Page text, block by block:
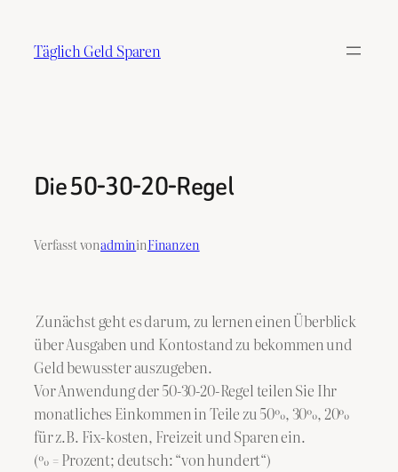
Inhalt
springen
Täglich Geld Sparen
Die 50-30-20-Regel
Verfasst vonadmininFinanzen
Zunächst geht es darum, zu lernen einen Überblick
über Ausgaben und Kontostand zu bekommen und
Geld bewusster auszugeben.
Vor Anwendung der 50-30-20-Regel teilen Sie Ihr
monatliches Einkommen in Teile zu 50%, 30%, 20%
für z.B. Fix-kosten, Freizeit und Sparen ein.
(% = Prozent; deutsch: “von hundert“)